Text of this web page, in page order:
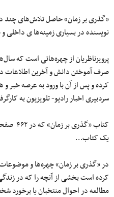
«گذری بر زمان» حاصل تلاش‌های چند
نویسنده در بسیاری زمینه‌ها ی
پرویزناظریان از چهره‌هائی است که
صرف آموختن دانش و آخرین اطلاعات
کرده و پس از آن با ورود به عرصه خبر
سردبیری اخبار رادیو- تلویزیون به
کتاب
یک کتاب…
در «گذری بر زمان» چهره‌ها و
کرده است بخشی از آنچه را که در
مطالعه در احوال منتخبان یا برخورد